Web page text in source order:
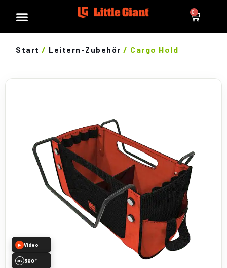
0
Start / Leitern-Zubehör / Cargo Hold
▶ Video
360 360°